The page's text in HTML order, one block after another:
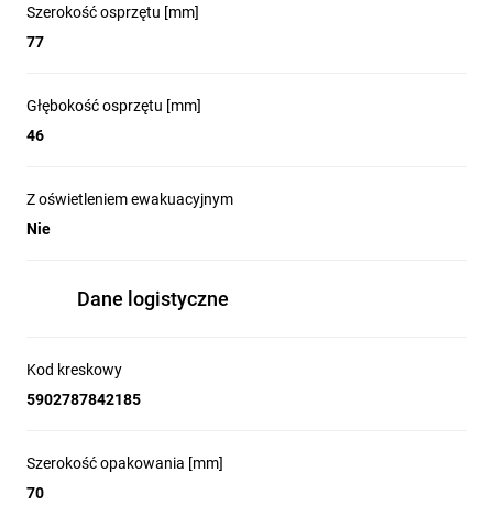
Szerokość osprzętu [mm]
77
Głębokość osprzętu [mm]
46
Z oświetleniem ewakuacyjnym
Nie
Dane logistyczne
Kod kreskowy
5902787842185
Szerokość opakowania [mm]
70